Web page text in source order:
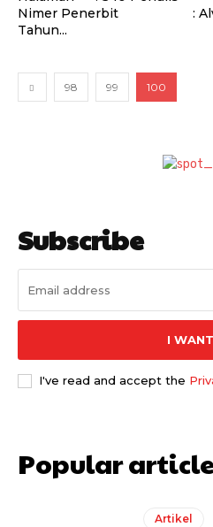
Nimer Penerbit :
Tahun...
98 99 100
Subscribe
I
I've read and accept the
Popular
Artikel